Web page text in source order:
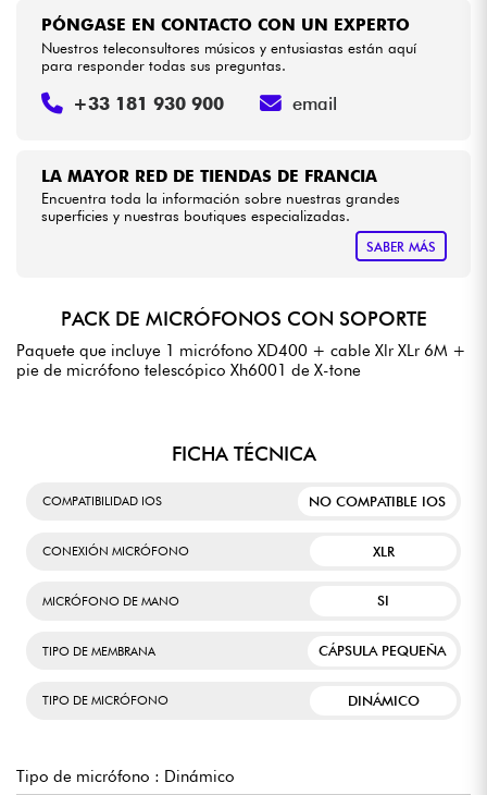
• Star S Music TOULOUSE
LA MAYOR RED DE TIENDAS DE FRANCIA
Encuentra toda la información sobre nuestras grandes
superficies y nuestras boutiques especializadas.
SABER MÁS
PÓNGASE EN CONTACTO CON UN EXPERTO
Nuestros teleconsultores músicos y entusiastas están aquí
para responder todas sus preguntas.
+33 181 930 900 email
PACK DE MICRÓFONOS CON SOPORTE
Paquete que incluye 1 micrófono XD400 + cable Xlr XLr 6M +
pie de micrófono telescópico Xh6001 de X-tone
FICHA TÉCNICA
COMPATIBILIDAD IOS NO COMPATIBLE IOS
CONEXIÓN MICRÓFONO XLR
MICRÓFONO DE MANO SI
TIPO DE MEMBRANA CÁPSULA PEQUEÑA
TIPO DE MICRÓFONO DINÁMICO
Tipo de micrófono : Dinámico